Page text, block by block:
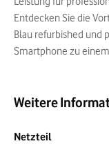
Entdecken Sie die
Blau refurbished und
Smartphone zu
Weitere
Netzteil